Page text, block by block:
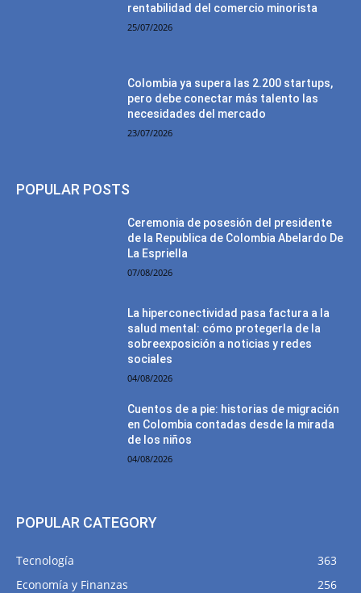
rentabilidad del comercio minorista
25/07/2026
Colombia ya supera las 2.200 startups,
pero debe conectar más talento las
necesidades del mercado
23/07/2026
POPULAR POSTS
Ceremonia de posesión del presidente
de la Republica de Colombia Abelardo De
La Espriella
07/08/2026
La hiperconectividad pasa factura a la
salud mental: cómo protegerla de la
sobreexposición a noticias y redes
sociales
04/08/2026
Cuentos de a pie: historias de migración
en Colombia contadas desde la mirada
de los niños
04/08/2026
POPULAR CATEGORY
Tecnología
363
Economía y Finanzas
256